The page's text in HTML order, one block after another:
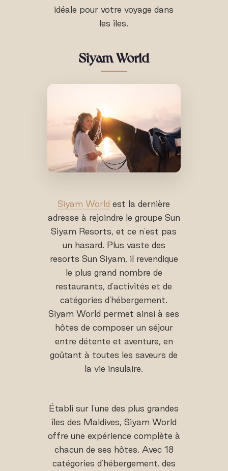
idéale pour votre voyage dans
les îles.
Siyam World
Siyam World est la dernière
adresse à rejoindre le groupe Sun
Siyam Resorts, et ce n'est pas
un hasard. Plus vaste des
resorts Sun Siyam, il revendique
le plus grand nombre de
restaurants, d'activités et de
catégories d'hébergement.
Siyam World permet ainsi à ses
hôtes de composer un séjour
entre détente et aventure, en
goûtant à toutes les saveurs de
la vie insulaire.
Établi sur l'une des plus grandes
îles des Maldives, Siyam World
offre une expérience complète à
chacun de ses hôtes. Avec 18
catégories d'hébergement, des